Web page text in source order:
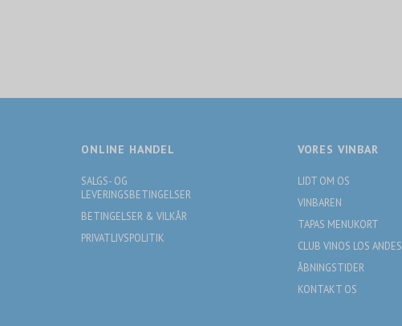
ONLINE HANDEL
SALGS- OG
LEVERINGSBETINGELSER
BETINGELSER & VILKÅR
PRIVATLIVSPOLITIK
VORES VINBAR
LIDT OM OS
VINBAREN
TAPAS MENUKORT
CLUB VINOS LOS ANDES
ÅBNINGSTIDER
KONTAKT OS